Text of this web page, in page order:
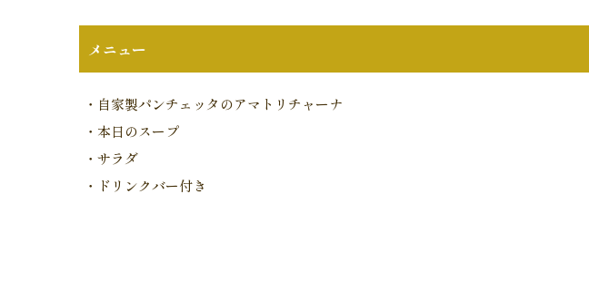
メニュー
・自家製パンチェッタのアマトリチャーナ
・本日のスープ
・サラダ
・ドリンクバー付き